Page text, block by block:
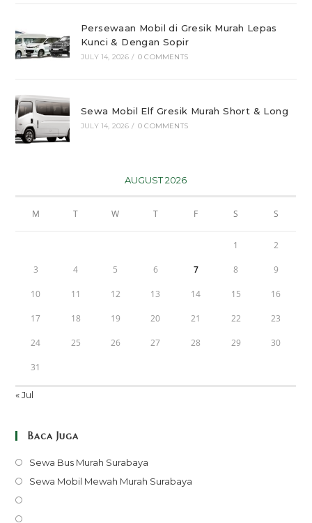
Persewaan Mobil di Gresik Murah Lepas
Kunci & Dengan Sopir
JULY 14, 2026 / 0 COMMENTS
Sewa Mobil Elf Gresik Murah Short & Long
JULY 14, 2026 / 0 COMMENTS
AUGUST 2026
M T W T F S S
1 2
3 4 5 6 7 8 9
10 11 12 13 14 15 16
17 18 19 20 21 22 23
24 25 26 27 28 29 30
31
« Jul
Baca Juga
Sewa Bus Murah Surabaya
in
Sewa Mobil Mewah Murah Surabaya